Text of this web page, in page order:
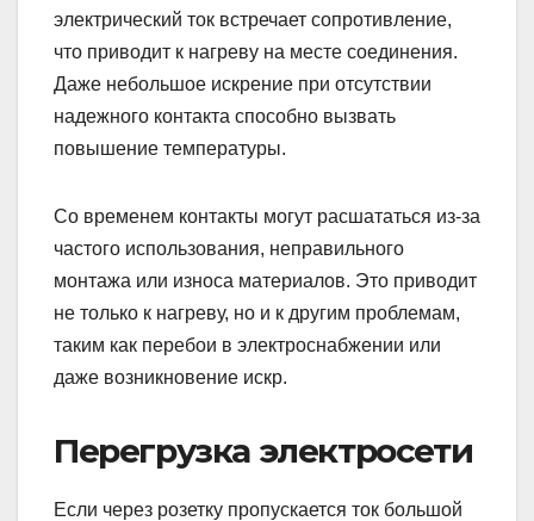
электрический ток встречает сопротивление,
что приводит к нагреву на месте соединения.
Даже небольшое искрение при отсутствии
надежного контакта способно вызвать
повышение температуры.
Со временем контакты могут расшататься из-за
частого использования, неправильного
монтажа или износа материалов. Это приводит
не только к нагреву, но и к другим проблемам,
таким как перебои в электроснабжении или
даже возникновение искр.
Перегрузка электросети
Если через розетку пропускается ток большой